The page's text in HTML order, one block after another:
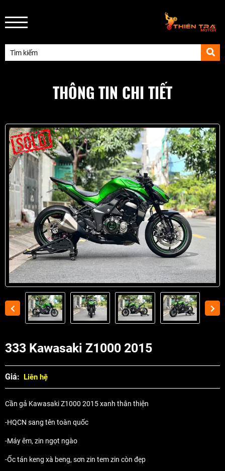
THÔNG TIN CHI TIẾT
333 Kawasaki Z1000 2015
Giá: Liên hệ
Cần gả Kawasaki Z1000 2015 xanh thân thiện
-HQCN sang tên toàn quốc
-Máy êm, zin ngọt ngào
-Ốc tán keng xà beng, sơn zin tem zin còn đẹp